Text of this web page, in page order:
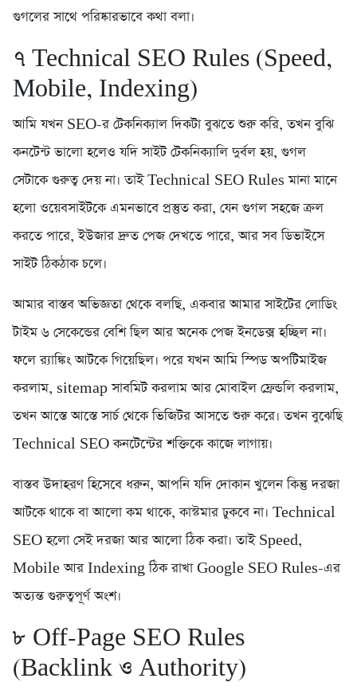
গুগলের সাথে পরিষ্কারভাবে কথা বলা।
৭️ Technical SEO Rules (Speed,
Mobile, Indexing)
আমি যখন SEO-র টেকনিক্যাল দিকটা বুঝতে শুরু করি, তখন বুঝি
কনটেন্ট ভালো হলেও যদি সাইট টেকনিক্যালি দুর্বল হয়, গুগল
সেটাকে গুরুত্ব দেয় না। তাই Technical SEO Rules মানা মানে
হলো ওয়েবসাইটকে এমনভাবে প্রস্তুত করা, যেন গুগল সহজে ক্রল
করতে পারে, ইউজার দ্রুত পেজ দেখতে পারে, আর সব ডিভাইসে
সাইট ঠিকঠাক চলে।
আমার বাস্তব অভিজ্ঞতা থেকে বলছি, একবার আমার সাইটের লোডিং
টাইম ৬ সেকেন্ডের বেশি ছিল আর অনেক পেজ ইনডেক্স হচ্ছিল না।
ফলে র‍্যাঙ্কিং আটকে গিয়েছিল। পরে যখন আমি স্পিড অপটিমাইজ
করলাম, sitemap সাবমিট করলাম আর মোবাইল ফ্রেন্ডলি করলাম,
তখন আস্তে আস্তে সার্চ থেকে ভিজিটর আসতে শুরু করে। তখন বুঝেছি
Technical SEO কনটেন্টের শক্তিকে কাজে লাগায়।
বাস্তব উদাহরণ হিসেবে ধরুন, আপনি যদি দোকান খুলেন কিন্তু দরজা
আটকে থাকে বা আলো কম থাকে, কাস্টমার ঢুকবে না। Technical
SEO হলো সেই দরজা আর আলো ঠিক করা। তাই Speed,
Mobile আর Indexing ঠিক রাখা Google SEO Rules-এর
অত্যন্ত গুরুত্বপূর্ণ অংশ।
৮️ Off-Page SEO Rules
(Backlink ও Authority)